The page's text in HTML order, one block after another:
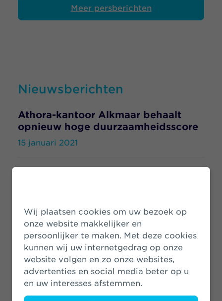
Wij plaatsen cookies om uw bezoek op
onze website makkelijker en
persoonlijker te maken. Met deze cookies
kunnen wij uw internetgedrag op onze
website volgen en zo onze websites,
advertenties en social media beter op u
en uw interesses afstemmen.
Meer persberichten
Nieuwsberichten
Athora-kantoor Alkmaar behaalt
opnieuw hoge duurzaamheidsscore
15 januari 2021
12 januari 2021
Zwitserleven plant 2.000 bomen in
Noord-Brabant
8 december 2020